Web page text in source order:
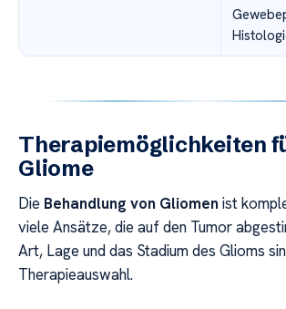
Therapiemöglichkeiten
Gliome
Die Behandlung von Gliomen ist
viele Ansätze, die auf den Tumor
Art, Lage und das Stadium des Glioms
Therapieauswahl.